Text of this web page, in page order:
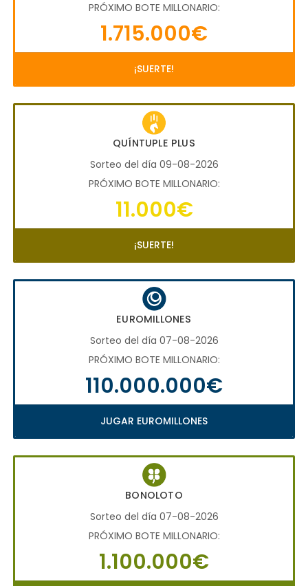
PRÓXIMO BOTE MILLONARIO:
1.715.000€
¡SUERTE!
QUÍNTUPLE PLUS
Sorteo del día 09-08-2026
PRÓXIMO BOTE MILLONARIO:
11.000€
¡SUERTE!
EUROMILLONES
Sorteo del día 07-08-2026
PRÓXIMO BOTE MILLONARIO:
110.000.000€
JUGAR EUROMILLONES
BONOLOTO
Sorteo del día 07-08-2026
PRÓXIMO BOTE MILLONARIO:
1.100.000€